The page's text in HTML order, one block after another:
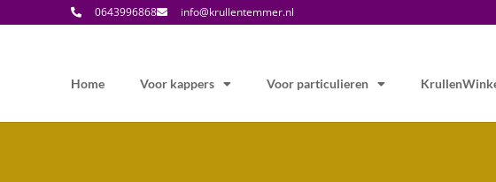
0643996868 info@krullentemmer.nl
Home Voor kappers Voor particulieren